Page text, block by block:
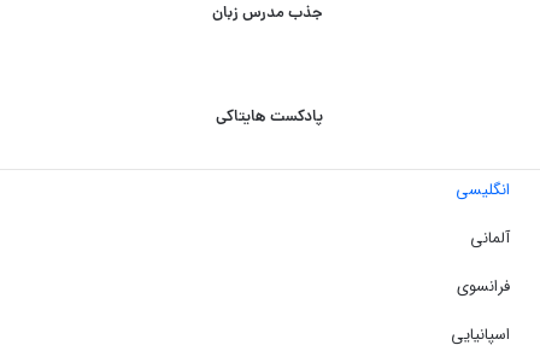
جذب مدرس زبان
پادکست هایتاکی
انگلیسی
آلمانی
فرانسوی
اسپانیایی